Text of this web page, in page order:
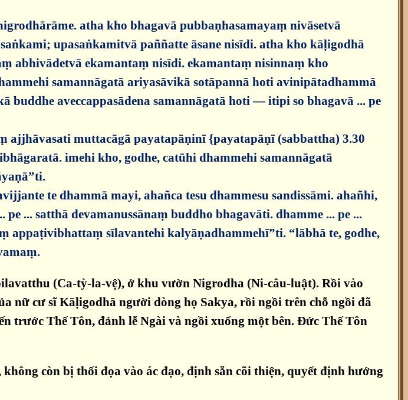
atha kho bhagavā pubbaṇhasamayaṃ nivāsetvā
upasaṅkamitvā paññatte āsane nisīdi. atha kho kāḷigodhā
abhivādetvā ekamantaṃ nisīdi. ekamantaṃ nisinnaṃ kho
samannāgatā ariyasāvikā sotāpannā hoti avinipātadhammā
aveccappasādena samannāgatā hoti — itipi so bhagavā ... pe
ajjhāvasati muttacāgā payatapāṇinī {payatapāṇī (sabbattha) 3.30
imehi kho, godhe, catūhi dhammehi samannāgatā
te dhammā mayi, ahañca tesu dhammesu sandissāmi. ahañhi,
... satthā devamanussānaṃ buddho bhagavāti. dhamme ... pe ...
appaṭivibhattaṃ sīlavantehi kalyāṇadhammehī”ti. “lābhā te, godhe,
(Ca-tỳ-la-vệ), ở khu vườn Nigrodha (Ni-câu-luật). Rồi vào
nữ cư sĩ Kāḷigodhā người dòng họ Sakya, rồi ngồi trên chỗ ngồi đã
trước Thế Tôn, đảnh lễ Ngài và ngồi xuống một bên. Đức Thế Tôn
còn bị thối đọa vào ác đạo, định sẵn cõi thiện, quyết định hướng